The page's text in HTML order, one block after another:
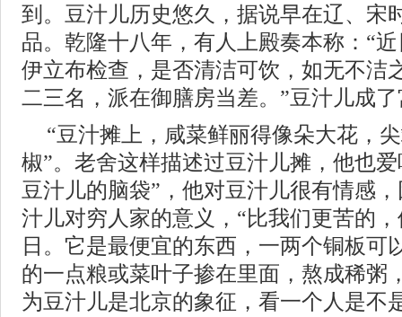
到。豆汁儿历史悠久，据说早在辽、宋
品。乾隆十八年，有人上殿奏本称：“
伊立布检查，是否清洁可饮，如无不洁
二三名，派在御膳房当差。”豆汁儿成
“豆汁摊上，咸菜鲜丽得像朵大花，
椒”。老舍这样描述过豆汁儿摊，他也
豆汁儿的脑袋”，他对豆汁儿很有情感
汁儿对穷人家的意义，“比我们更苦的
日。它是最便宜的东西，一两个铜板可
的一点粮或菜叶子掺在里面，熬成稀粥
为豆汁儿是北京的象征，看一个人是不